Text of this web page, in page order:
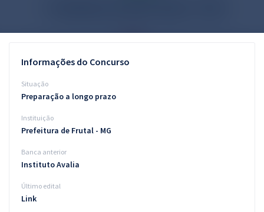
Questões grátis
Blog
Aprovados
Atendimento
Informações do Concurso
Situação
Preparação a longo prazo
Instituição
Prefeitura de Frutal - MG
Banca anterior
Instituto Avalia
Último edital
Link